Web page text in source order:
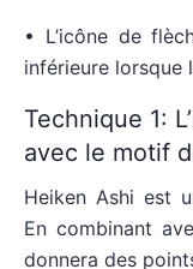
• L’icône de
inférieure lorsque
Technique 1:
avec le motif
Heiken Ashi est
En combinant
donnera des